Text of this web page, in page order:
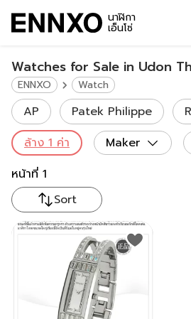
นาฬิกา
เอ็นโซ่
Watches for Sale in Udon
ENNXO Watch
AP Patek Philippe
หน้าที่ 1
Sort
ล้าง1ค่า Maker